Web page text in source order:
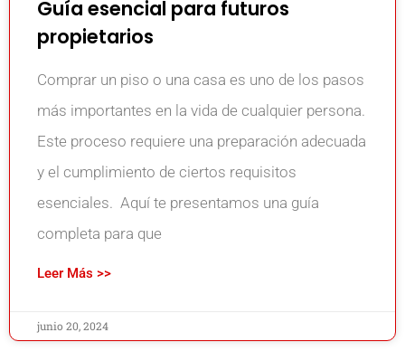
Guía esencial para futuros
propietarios
Comprar un piso o una casa es uno de los pasos
más importantes en la vida de cualquier persona.
Este proceso requiere una preparación adecuada
y el cumplimiento de ciertos requisitos
esenciales. Aquí te presentamos una guía
completa para que
Leer Más >>
junio 20, 2024